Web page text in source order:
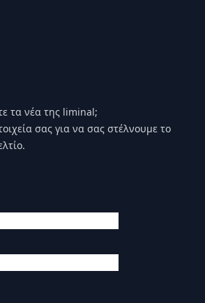
τα νέα της liminal;
σας για να σας στέλνουμε το